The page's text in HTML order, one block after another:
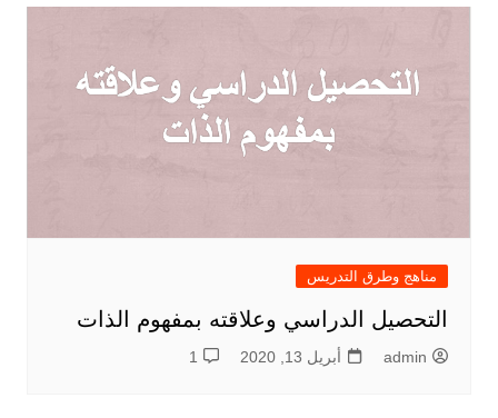
مناهج وطرق التدريس
التحصيل الدراسي وعلاقته بمفهوم الذات
admin أبريل 13, 2020 1